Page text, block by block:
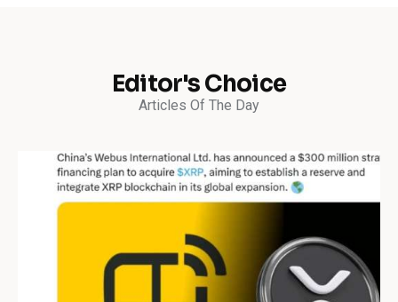
Editor's Choice
Articles Of The Day